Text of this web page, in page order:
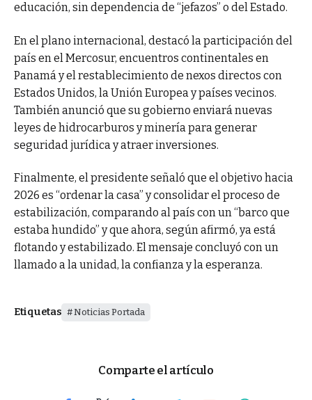
educación, sin dependencia de “jefazos” o del Estado.
En el plano internacional, destacó la participación del
país en el Mercosur, encuentros continentales en
Panamá y el restablecimiento de nexos directos con
Estados Unidos, la Unión Europea y países vecinos.
También anunció que su gobierno enviará nuevas
leyes de hidrocarburos y minería para generar
seguridad jurídica y atraer inversiones.
Finalmente, el presidente señaló que el objetivo hacia
2026 es “ordenar la casa” y consolidar el proceso de
estabilización, comparando al país con un “barco que
estaba hundido” y que ahora, según afirmó, ya está
flotando y estabilizado. El mensaje concluyó con un
llamado a la unidad, la confianza y la esperanza.
Etiquetas Noticias Portada
Comparte el artículo